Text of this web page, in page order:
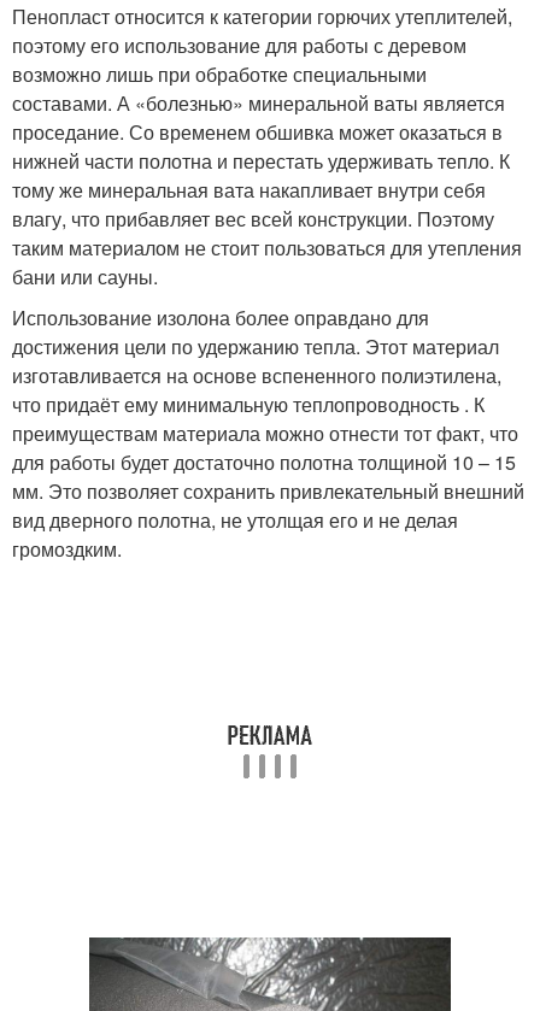
Пенопласт относится к категории горючих утеплителей,
поэтому его использование для работы с деревом
возможно лишь при обработке специальными
составами. А «болезнью» минеральной ваты является
проседание. Со временем обшивка может оказаться в
нижней части полотна и перестать удерживать тепло. К
тому же минеральная вата накапливает внутри себя
влагу, что прибавляет вес всей конструкции. Поэтому
таким материалом не стоит пользоваться для утепления
бани или сауны.
Использование изолона более оправдано для
достижения цели по удержанию тепла. Этот материал
изготавливается на основе вспененного полиэтилена,
что придаёт ему минимальную теплопроводность . К
преимуществам материала можно отнести тот факт, что
для работы будет достаточно полотна толщиной 10 – 15
мм. Это позволяет сохранить привлекательный внешний
вид дверного полотна, не утолщая его и не делая
громоздким.